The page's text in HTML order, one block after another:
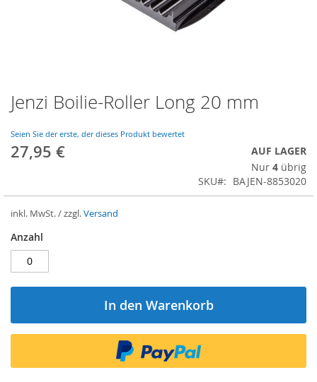
Zum
Anfang
Bildergalerie
springen
Jenzi Boilie-Roller Long 20 mm
Seien Sie der erste, der dieses Produkt bewertet
27,95 €
AUF LAGER
Nur 4 übrig
SKU
BAJEN-8853020
inkl. MwSt. / zzgl.Versand
Anzahl
In den Warenkorb